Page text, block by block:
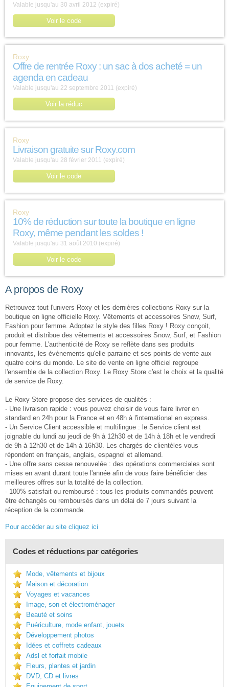
Valable jusqu'au 30 avril 2012 (expiré)
Voir le code
Roxy
Offre de rentrée Roxy : un sac à dos acheté = un
agenda en cadeau
Valable jusqu'au 22 septembre 2011 (expiré)
Voir la réduc
Roxy
Livraison gratuite sur Roxy.com
Valable jusqu'au 28 février 2011 (expiré)
Voir le code
Roxy
10% de réduction sur toute la boutique en ligne
Roxy, même pendant les soldes !
Valable jusqu'au 31 août 2010 (expiré)
Voir le code
A propos de Roxy
Retrouvez tout l'univers Roxy et les dernières collections Roxy sur la
boutique en ligne officielle Roxy. Vêtements et accessoires Snow, Surf,
Fashion pour femme. Adoptez le style des filles Roxy ! Roxy conçoit,
produit et distribue des vêtements et accessoires Snow, Surf, et Fashion
pour femme. L'authenticité de Roxy se reflète dans ses produits
innovants, les évènements qu'elle parraine et ses points de vente aux
quatre coins du monde. Le site de vente en ligne officiel regroupe
l'ensemble de la collection Roxy. Le Roxy Store c'est le choix et la qualité
de service de Roxy.
Le Roxy Store propose des services de qualités :
- Une livraison rapide : vous pouvez choisir de vous faire livrer en
standard en 24h pour la France et en 48h à l'international en express.
- Un Service Client accessible et multilingue : le Service client est
joignable du lundi au jeudi de 9h à 12h30 et de 14h à 18h et le vendredi
de 9h à 12h30 et de 14h à 16h30. Les chargés de clientèles vous
répondent en français, anglais, espagnol et allemand.
- Une offre sans cesse renouvelée : des opérations commerciales sont
mises en avant durant toute l'année afin de vous faire bénéficier des
meilleures offres sur la totalité de la collection.
- 100% satisfait ou remboursé : tous les produits commandés peuvent
être échangés ou remboursés dans un délai de 7 jours suivant la
réception de la commande.
Pour accéder au site cliquez ici
Codes et réductions par catégories
Mode, vêtements et bijoux
Maison et décoration
Voyages et vacances
Image, son et électroménager
Beauté et soins
Puériculture, mode enfant, jouets
Développement photos
Idées et coffrets cadeaux
Adsl et forfait mobile
Fleurs, plantes et jardin
DVD, CD et livres